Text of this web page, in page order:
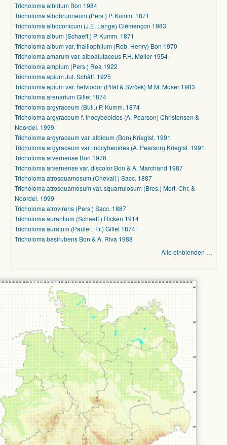
Tricholoma albidum Bon 1984
Tricholoma albobrunneum (Pers.) P. Kumm. 1871
Tricholoma alboconicum (J.E. Lange) Clémençon 1983
Tricholoma album (Schaeff.) P. Kumm. 1871
Tricholoma album var. thalliophilum (Rob. Henry) Bon 1970
Tricholoma amarum var. alboalutaceus F.H. Møller 1954
Tricholoma amplum (Pers.) Rea 1922
Tricholoma apium Jul. Schäff. 1925
Tricholoma apium var. helviodor (Pilát & Svrček) M.M. Moser 1983
Tricholoma arenarium Gillet 1874
Tricholoma argyraceum (Bull.) P. Kumm. 1874
Tricholoma argyraceum f. inocybeoides (A. Pearson) Christensen &
Noordel. 1999
Tricholoma argyraceum var. albidum (Bon) Krieglst. 1991
Tricholoma argyraceum var. inocybeoides (A. Pearson) Krieglst. 1991
Tricholoma arvernense Bon 1976
Tricholoma arvernense var. discolor Bon & A. Marchand 1987
Tricholoma atrosquamosum (Chevall.) Sacc. 1887
Tricholoma atrosquamosum var. squarrulosum (Bres.) Mort. Chr. &
Noordel. 1999
Tricholoma atrovirens (Pers.) Sacc. 1887
Tricholoma aurantium (Schaeff.) Ricken 1914
Tricholoma auratum (Paulet : Fr.) Gillet 1874
Tricholoma basirubens Bon & A. Riva 1988
Alle einblenden …